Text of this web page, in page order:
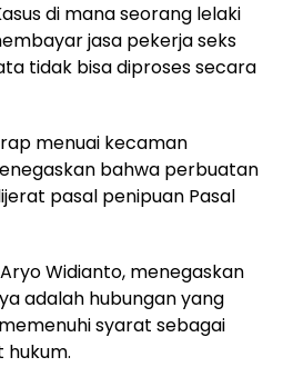
di mana seorang lelaki
jasa pekerja seks
tidak bisa diproses secara
menuai kecaman
bahwa perbuatan
pasal penipuan Pasal
Widianto, menegaskan
adalah hubungan yang
syarat sebagai
hukum.